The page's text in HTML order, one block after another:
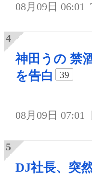
08月09日 06:01
神田うの 禁
を告白
39
08月09日 07:01
DJ社長、突